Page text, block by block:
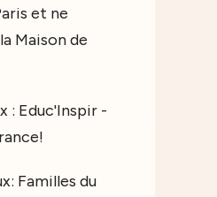
et ne
Maison de
: Educ'Inspir -
Familles du